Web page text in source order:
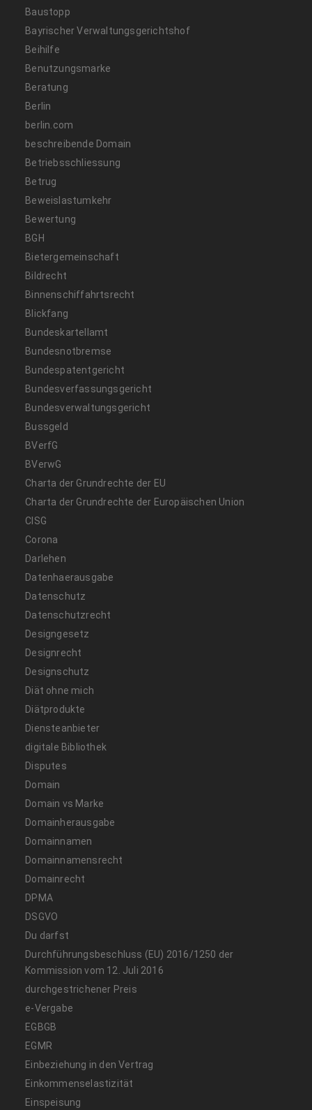
Baustopp
Bayrischer Verwaltungsgerichtshof
Beihilfe
Benutzungsmarke
Beratung
Berlin
berlin.com
beschreibende Domain
Betriebsschliessung
Betrug
Beweislastumkehr
Bewertung
BGH
Bietergemeinschaft
Bildrecht
Binnenschiffahrtsrecht
Blickfang
Bundeskartellamt
Bundesnotbremse
Bundespatentgericht
Bundesverfassungsgericht
Bundesverwaltungsgericht
Bussgeld
BVerfG
BVerwG
Charta der Grundrechte der EU
Charta der Grundrechte der Europäischen Union
CISG
Corona
Darlehen
Datenhaerausgabe
Datenschutz
Datenschutzrecht
Designgesetz
Designrecht
Designschutz
Diät ohne mich
Diätprodukte
Diensteanbieter
digitale Bibliothek
Disputes
Domain
Domain vs Marke
Domainherausgabe
Domainnamen
Domainnamensrecht
Domainrecht
DPMA
DSGVO
Du darfst
Durchführungsbeschluss (EU) 2016/1250 der
Kommission vom 12. Juli 2016
durchgestrichener Preis
e-Vergabe
EGBGB
EGMR
Einbeziehung in den Vertrag
Einkommenselastizität
Einspeisung